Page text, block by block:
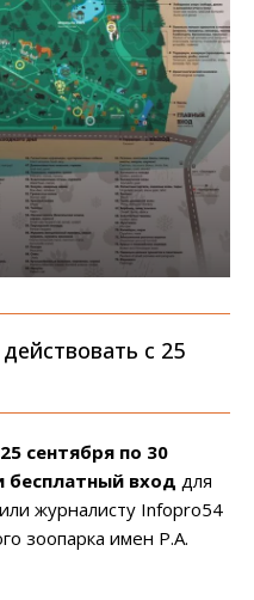
с 25
сентября по 30
бесплатный вход для
журналисту Infopro54
зоопарка имен Р.А.